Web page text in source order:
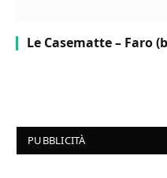
Le Casematte – Faro
PUBBLICITÀ